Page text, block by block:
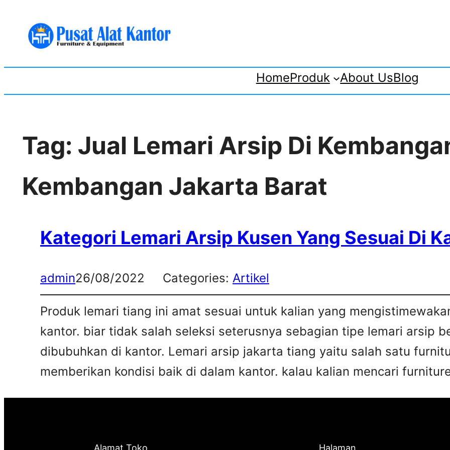
content
HomeProduk About UsBlog
Tag: Jual Lemari Arsip Di
Kembangan Jakarta Barat
Kategori Lemari Arsip Kusen Yang Sesuai Di
admin26/08/2022 Categories: Artikel
Produk lemari tiang ini amat sesuai untuk kalian yang
kantor. biar tidak salah seleksi seterusnya sebagian tipe lemari arsip
dibubuhkan di kantor. Lemari arsip jakarta tiang yaitu salah satu
memberikan kondisi baik di dalam kantor. kalau kalian mencari
Alamat Toko Halaman